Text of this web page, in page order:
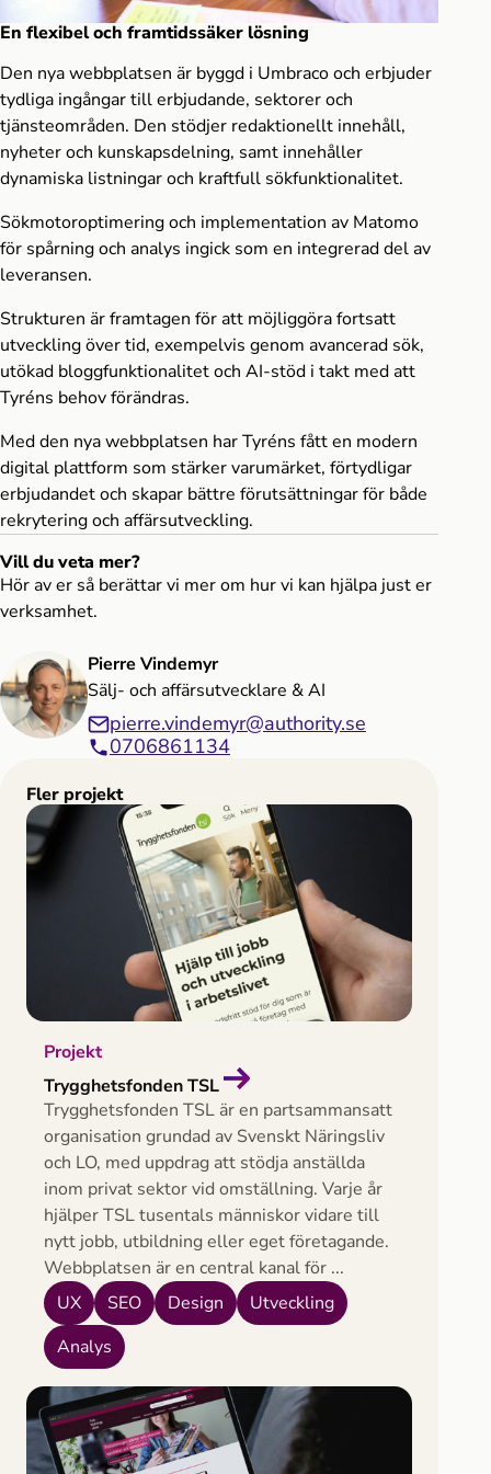
En flexibel och framtidssäker lösning
Den nya webbplatsen är byggd i Umbraco och erbjuder
tydliga ingångar till erbjudande, sektorer och
tjänsteområden. Den stödjer redaktionellt innehåll,
nyheter och kunskapsdelning, samt innehåller
dynamiska listningar och kraftfull sökfunktionalitet.
Sökmotoroptimering och implementation av Matomo
för spårning och analys ingick som en integrerad del av
leveransen.
Strukturen är framtagen för att möjliggöra fortsatt
utveckling över tid, exempelvis genom avancerad sök,
utökad bloggfunktionalitet och AI-stöd i takt med att
Tyréns behov förändras.
Med den nya webbplatsen har Tyréns fått en modern
digital plattform som stärker varumärket, förtydligar
erbjudandet och skapar bättre förutsättningar för både
rekrytering och affärsutveckling.
Vill du veta mer?
Hör av er så berättar vi mer om hur vi kan hjälpa just er
verksamhet.
Pierre Vindemyr
Sälj- och affärsutvecklare & AI
pierre.vindemyr@authority.se
0706861134
Fler projekt
Projekt
Trygghetsfonden TSL
Trygghetsfonden TSL är en partsammansatt
organisation grundad av Svenskt Näringsliv
och LO, med uppdrag att stödja anställda
inom privat sektor vid omställning. Varje år
hjälper TSL tusentals människor vidare till
nytt jobb, utbildning eller eget företagande.
Webbplatsen är en central kanal för ...
UX
SEO Design
Utveckling
Analys